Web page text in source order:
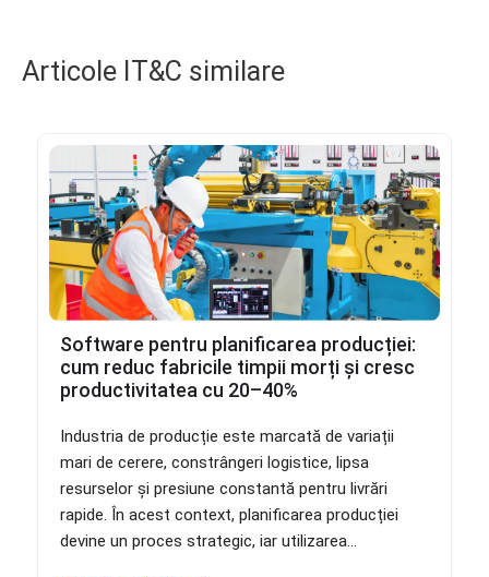
Articole IT&C similare
Software pentru planificarea producției:
cum reduc fabricile timpii morți și cresc
productivitatea cu 20–40%
Industria de producție este marcată de variații
mari de cerere, constrângeri logistice, lipsa
resurselor și presiune constantă pentru livrări
rapide. În acest context, planificarea producției
devine un proces strategic, iar utilizarea...